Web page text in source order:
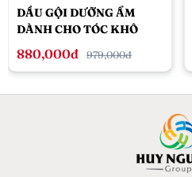
DẦU GỘI DƯỠNG ẨM
DÀNH CHO TÓC KHÔ
250ML
880,000đ 979,000đ